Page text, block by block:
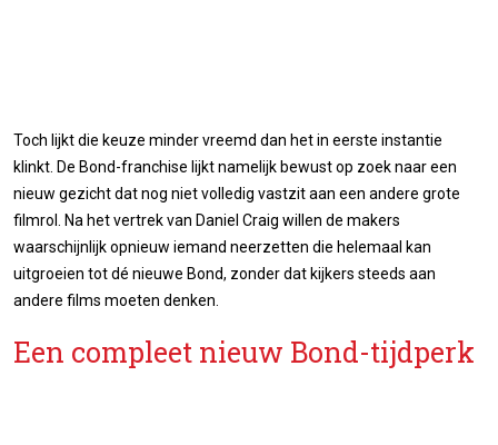
Toch lijkt die keuze minder vreemd dan het in eerste instantie
klinkt. De Bond-franchise lijkt namelijk bewust op zoek naar een
nieuw gezicht dat nog niet volledig vastzit aan een andere grote
filmrol. Na het vertrek van Daniel Craig willen de makers
waarschijnlijk opnieuw iemand neerzetten die helemaal kan
uitgroeien tot dé nieuwe Bond, zonder dat kijkers steeds aan
andere films moeten denken.
Een compleet nieuw Bond-tijdperk